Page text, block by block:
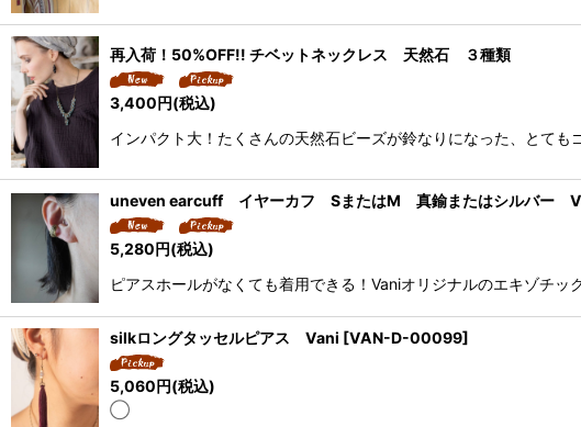
再入荷！50%OFF!! チベットネックレス 天然石 ３種類
3,400円(税込)
インパクト大！たくさんの天然石ビーズが鈴なりになった、とて
uneven earcuff イヤーカフ SまたはM 真鍮またはシルバー
5,280円(税込)
ピアスホールがなくても着用できる！Vaniオリジナルのエキゾチ
silkロングタッセルピアス Vani [VAN-D-00099]
5,060円(税込)
◯